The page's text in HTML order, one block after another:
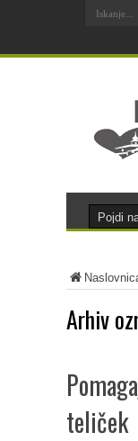
Arhiv
teliček